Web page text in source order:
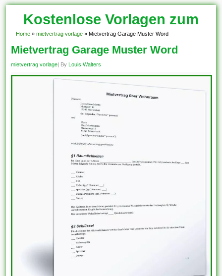
Kostenlose Vorlagen zum
Download!
Home » mietvertrag vorlage » Mietvertrag Garage Muster Word
Mietvertrag Garage Muster Word
mietvertrag vorlage| By Louis Walters